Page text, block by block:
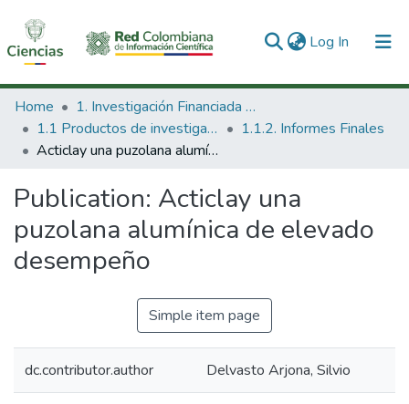
Log In (current)
Communities & Collections
All of DSpace
Home
1. Investigación Financiada con Recursos Públicos
1.1 Productos de investigación
1.1.2. Informes Finales
Acticlay una puzolana alumínica de elevado desempeño
Publication: Acticlay una
puzolana alumínica de elevado
desempeño
Simple item page
dc.contributor.author Delvasto Arjona, Silvio